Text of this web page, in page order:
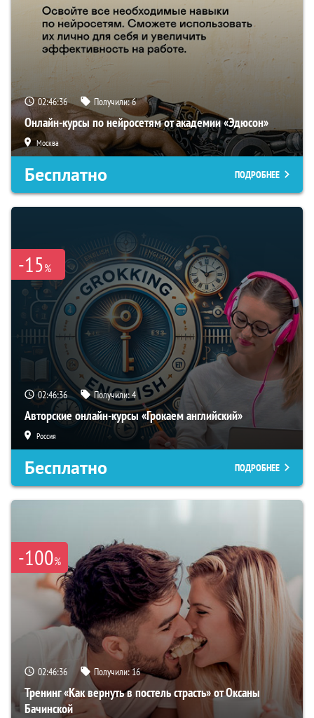
02:46:35 Получили:6
Онлайн-курсы по нейросетям от академии «Эдюсон»
Москва
Бесплатно ПОДРОБНЕЕ
-15%
02:46:35 Получили:4
Авторские онлайн-курсы «Грокаем английский»
Россия
Бесплатно ПОДРОБНЕЕ
-100%
02:46:35 Получили:16
Тренинг «Как вернуть в постель страсть» от Оксаны
Бачинской